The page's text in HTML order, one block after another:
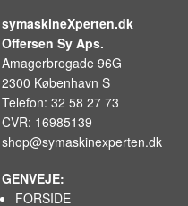
symaskineXperten.dk
Offersen Sy Aps.
Amagerbrogade 96G
2300 København S
Telefon: 32 58 27 73
CVR: 16985139
shop@symaskinexperten.dk
GENVEJE:
FORSIDE